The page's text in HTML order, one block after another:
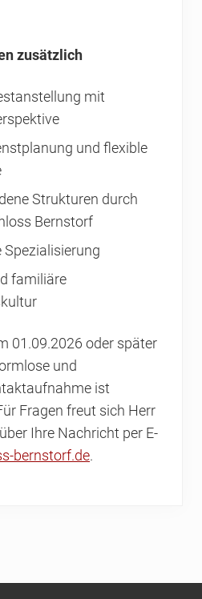
zusätzlich
mit
und flexible
Strukturen durch
Bernstorf
Spezialisierung
familiäre
01.09.2026 oder später
und
ist
Fragen freut sich Herr
Ihre Nachricht per E-
bernstorf.de.